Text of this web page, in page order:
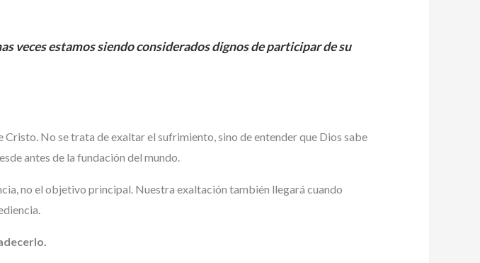
veces estamos siendo considerados dignos de participar de su
No se trata de exaltar el sufrimiento, sino de entender que Dios sabe
antes de la fundación del mundo.
no el objetivo principal. Nuestra exaltación también llegará cuando